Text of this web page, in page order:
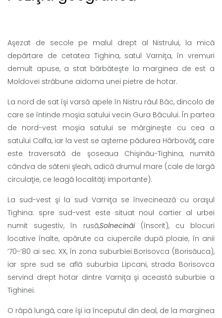
Aşezat de secole pe malul drept al Nistrului, la mică
depărtare de cetatea Tighina, satul Varniţa, în vremuri
demult apuse, a stat bărbăteşte la marginea de est a
Moldovei străbune aidoma unei pietre de hotar.
La nord de sat îşi varsă apele în Nistru râul Bâc, dincolo de
care se întinde moşia satului vecin Gura Bâcului. În partea
de nord-vest moşia satului se mărgineşte cu cea a
satului Calfa, iar la vest se aşterne pădurea Hârbovăţ, care
este traversată de şoseaua Chişinău-Tighina, numită
cândva de săteni şleah, adică drumul mare (cale de largă
circulaţie, ce leagă localităţi importante).
La sud-vest şi la sud Varniţa se învecinează cu oraşul
Tighina: spre sud-vest este situat noul cartier al urbei
numit sugestiv, în rusă,Solnecinăi(însorit), cu blocuri
locative înalte, apărute ca ciupercile după ploaie, în anii
’70-’80 ai sec. XX, în zona suburbiei Borisovca (Borisăuca),
iar spre sud se află suburbia Lipcani, strada Borisovca
servind drept hotar dintre Varniţa şi această suburbie a
Tighinei.
O râpă lungă, care îşi ia începutul din deal, de la marginea